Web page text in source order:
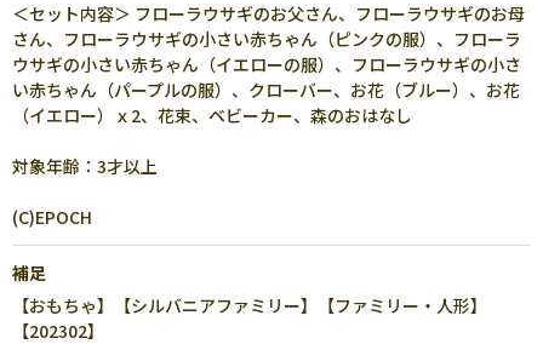
＜セット内容＞ フローラウサギのお父さん、フローラウサギのお母
さん、フローラウサギの小さい赤ちゃん（ピンクの服）、フローラ
ウサギの小さい赤ちゃん（イエローの服）、フローラウサギの小さ
い赤ちゃん（パープルの服）、クローバー、お花（ブルー）、お花
（イエロー）ｘ2、花束、ベビーカー、森のおはなし
対象年齢：3才以上
(C)EPOCH
補足
【おもちゃ】【シルバニアファミリー】【ファミリー・人形】
【202302】